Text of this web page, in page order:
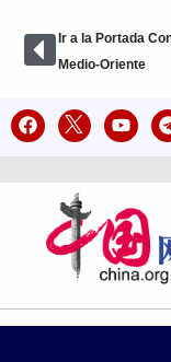
Ir a la Portada
Medio-Oriente